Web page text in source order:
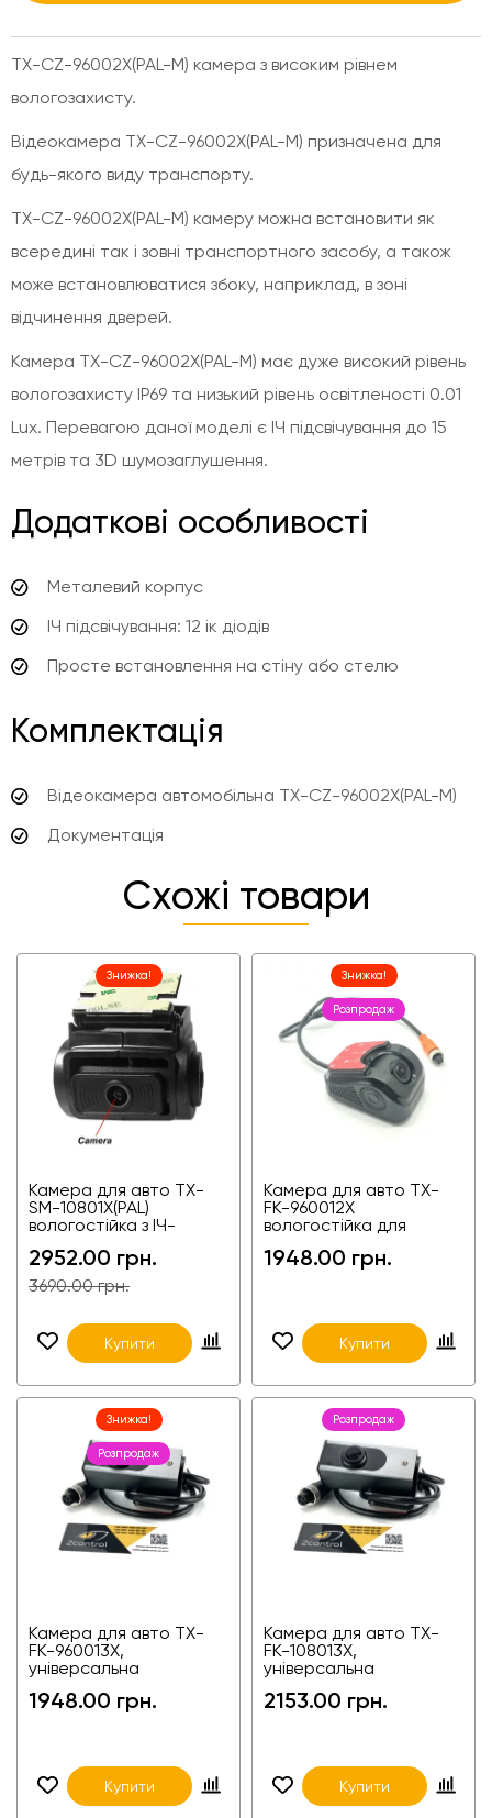
TX-CZ-96002X(PAL-M) камера з високим рівнем
вологозахисту.
Відеокамера TX-CZ-96002X(PAL-M) призначена для
будь-якого виду транспорту.
TX-CZ-96002X(PAL-M) камеру можна встановити як
всередині так і зовні транспортного засобу, а також
може встановлюватися збоку, наприклад, в зоні
відчинення дверей.
Камера TX-CZ-96002X(PAL-M) має дуже високий рівень
вологозахисту IP69 та низький рівень освітленості 0.01
Lux. Перевагою даної моделі є ІЧ підсвічування до 15
метрів та 3D шумозаглушення.
Додаткові особливості
Металевий корпус
ІЧ підсвічування: 12 ік діодів
Просте встановлення на стіну або стелю
Комплектація
Відеокамера автомобільна TX-CZ-96002X(PAL-M)
Документація
Схожі товари
Знижка!
Камера для авто TX-
SM-10801X(PAL)
вологостійка з ІЧ-
універсальна
2952.00 грн.
3690.00 грн.
Купити
Знижка!
Розпродаж
Камера для авто TX-
FK-960012X
вологостійка для
1948.00 грн.
Купити
Знижка!
Розпродаж
Камера для авто TX-
FK-960013X,
універсальна
1948.00 грн.
Купити
Розпродаж
Камера для авто TX-
FK-108013X,
універсальна
2153.00 грн.
Купити